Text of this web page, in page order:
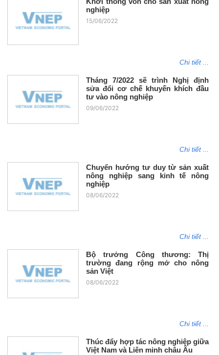
nghiệp
15/06/2022
Chi tiết ...
Tháng 7/2022 sẽ trình Nghị định
sửa đổi cơ chế khuyến khích đầu
tư vào nông nghiệp
09/06/2022
Chi tiết ...
Chuyển hướng tư duy từ sản xuất
nông nghiệp sang kinh tế nông
nghiệp
08/06/2022
Chi tiết ...
Bộ trưởng Công thương: Thị
trường đang rộng mở cho nông
sản Việt
08/06/2022
Chi tiết ...
Thúc đẩy hợp tác nông nghiệp giữa
Việt Nam và Liên minh châu Âu